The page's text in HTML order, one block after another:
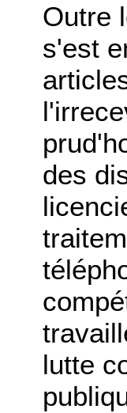
Outre
s'est
des
lutte